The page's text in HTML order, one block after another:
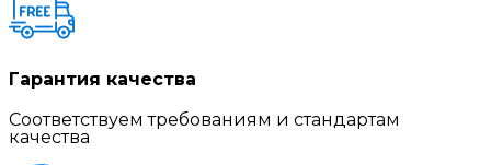
Гарантия качества
Соответствуем требованиям и стандартам
качества